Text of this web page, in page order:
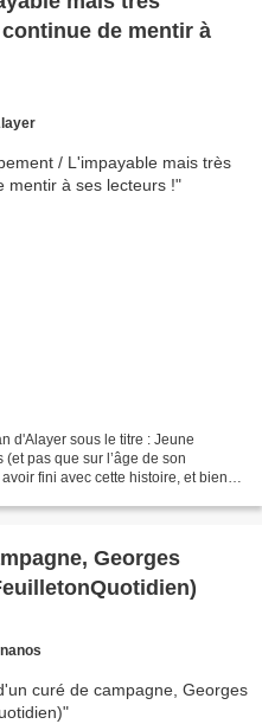
de mentir à
d'Alayer sous le titre : Jeune
pas que sur l’âge de son
fini avec cette histoire, et bien
Georges